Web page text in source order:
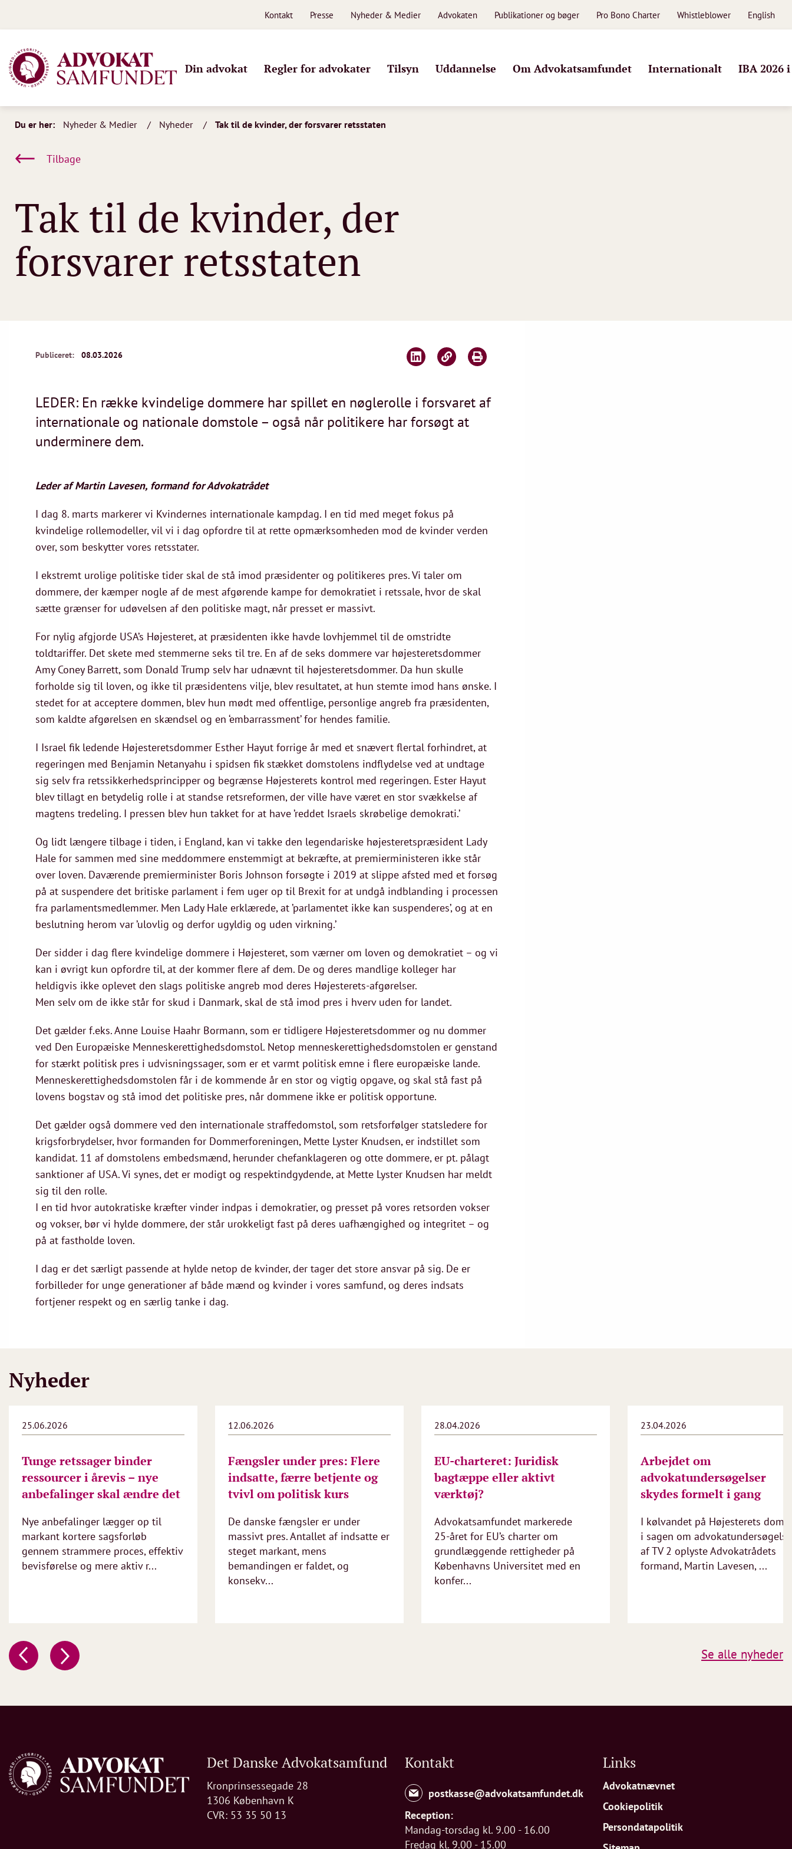
Kontakt Presse Nyheder & Medier Advokaten Publikationer og bøger Pro Bono Charter Whistleblower English
Din advokat Regler for advokater Tilsyn Uddannelse Om Advokatsamfundet Internationalt IBA 2026
Du er her: Nyheder & Medier Nyheder Tak til de kvinder, der forsvarer retsstaten
Tilbage
Tak til de kvinder, der
forsvarer retsstaten
Publiceret: 08.03.2026
LEDER: En række kvindelige dommere har spillet en nøglerolle i forsvaret af
internationale og nationale domstole – også når politikere har forsøgt at
underminere dem.
Leder af Martin Lavesen, formand for Advokatrådet
I dag 8. marts markerer vi Kvindernes internationale kampdag. I en tid med meget fokus på
kvindelige rollemodeller, vil vi i dag opfordre til at rette opmærksomheden mod de kvinder verden
over, som beskytter vores retsstater.
I ekstremt urolige politiske tider skal de stå imod præsidenter og politikeres pres. Vi taler om
dommere, der kæmper nogle af de mest afgørende kampe for demokratiet i retssale, hvor de skal
sætte grænser for udøvelsen af den politiske magt, når presset er massivt.
For nylig afgjorde USA’s Højesteret, at præsidenten ikke havde lovhjemmel til de omstridte
toldtariffer. Det skete med stemmerne seks til tre. En af de seks dommere var højesteretsdommer
Amy Coney Barrett, som Donald Trump selv har udnævnt til højesteretsdommer. Da hun skulle
forholde sig til loven, og ikke til præsidentens vilje, blev resultatet, at hun stemte imod hans ønske. I
stedet for at acceptere dommen, blev hun mødt med offentlige, personlige angreb fra præsidenten,
som kaldte afgørelsen en skændsel og en ‘embarrassment’ for hendes familie.
I Israel fik ledende Højesteretsdommer Esther Hayut forrige år med et snævert flertal forhindret, at
regeringen med Benjamin Netanyahu i spidsen fik stækket domstolens indflydelse ved at undtage
sig selv fra retssikkerhedsprincipper og begrænse Højesterets kontrol med regeringen. Ester Hayut
blev tillagt en betydelig rolle i at standse retsreformen, der ville have været en stor svækkelse af
magtens tredeling. I pressen blev hun takket for at have ’reddet Israels skrøbelige demokrati.’
Og lidt længere tilbage i tiden, i England, kan vi takke den legendariske højesteretspræsident Lady
Hale for sammen med sine meddommere enstemmigt at bekræfte, at premierministeren ikke står
over loven. Daværende premierminister Boris Johnson forsøgte i 2019 at slippe afsted med et forsøg
på at suspendere det britiske parlament i fem uger op til Brexit for at undgå indblanding i processen
fra parlamentsmedlemmer. Men Lady Hale erklærede, at ’parlamentet ikke kan suspenderes’, og at en
beslutning herom var ’ulovlig og derfor ugyldig og uden virkning.’
Der sidder i dag flere kvindelige dommere i Højesteret, som værner om loven og demokratiet – og vi
kan i øvrigt kun opfordre til, at der kommer flere af dem. De og deres mandlige kolleger har
heldigvis ikke oplevet den slags politiske angreb mod deres Højesterets-afgørelser.
Men selv om de ikke står for skud i Danmark, skal de stå imod pres i hverv uden for landet.
Det gælder f.eks. Anne Louise Haahr Bormann, som er tidligere Højesteretsdommer og nu dommer
ved Den Europæiske Menneskerettighedsdomstol. Netop menneskerettighedsdomstolen er genstand
for stærkt politisk pres i udvisningssager, som er et varmt politisk emne i flere europæiske lande.
Menneskerettighedsdomstolen får i de kommende år en stor og vigtig opgave, og skal stå fast på
lovens bogstav og stå imod det politiske pres, når dommene ikke er politisk opportune.
Det gælder også dommere ved den internationale straffedomstol, som retsforfølger statsledere for
krigsforbrydelser, hvor formanden for Dommerforeningen, Mette Lyster Knudsen, er indstillet som
kandidat. 11 af domstolens embedsmænd, herunder chefanklageren og otte dommere, er pt. pålagt
sanktioner af USA. Vi synes, det er modigt og respektindgydende, at Mette Lyster Knudsen har meldt
sig til den rolle.
I en tid hvor autokratiske kræfter vinder indpas i demokratier, og presset på vores retsorden vokser
og vokser, bør vi hylde dommere, der står urokkeligt fast på deres uafhængighed og integritet – og
på at fastholde loven.
I dag er det særligt passende at hylde netop de kvinder, der tager det store ansvar på sig. De er
forbilleder for unge generationer af både mænd og kvinder i vores samfund, og deres indsats
fortjener respekt og en særlig tanke i dag.
Nyheder
25.06.2026
Tunge retssager binder
ressourcer i årevis – nye
anbefalinger skal ændre det
Nye anbefalinger lægger op til
markant kortere sagsforløb
gennem strammere proces, effektiv
bevisførelse og mere aktiv r...
12.06.2026
Fængsler under pres: Flere
indsatte, færre betjente og
tvivl om politisk kurs
De danske fængsler er under
massivt pres. Antallet af indsatte er
steget markant, mens
bemandingen er faldet, og
konsekv...
28.04.2026
EU‑charteret: Juridisk
bagtæppe eller aktivt
værktøj?
Advokatsamfundet markerede
25‑året for EU’s charter om
grundlæggende rettigheder på
Københavns Universitet med en
konfer...
23.04.2026
Arbejdet om
advokatundersøgelser
skydes formelt i gang
I kølvandet på Højesterets
i sagen om
af TV 2 oplyste Advokatrådets
formand, Martin Lavesen, ...
Se alle nyheder
Det Danske Advokatsamfund
Kronprinsessegade 28
1306 København K
CVR: 53 35 50 13
Kontakt
postkasse@advokatsamfundet.dk
Reception:
Mandag-torsdag kl. 9.00 - 16.00
Fredag kl. 9.00 - 15.00
Links
Advokatnævnet
Cookiepolitik
Persondatapolitik